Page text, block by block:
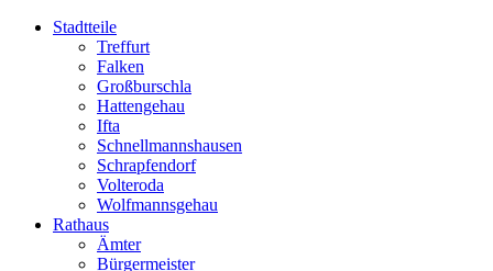
Stadtteile
Treffurt
Falken
Großburschla
Hattengehau
Ifta
Schnellmannshausen
Schrapfendorf
Volteroda
Wolfmannsgehau
Rathaus
Ämter
Bürgermeister